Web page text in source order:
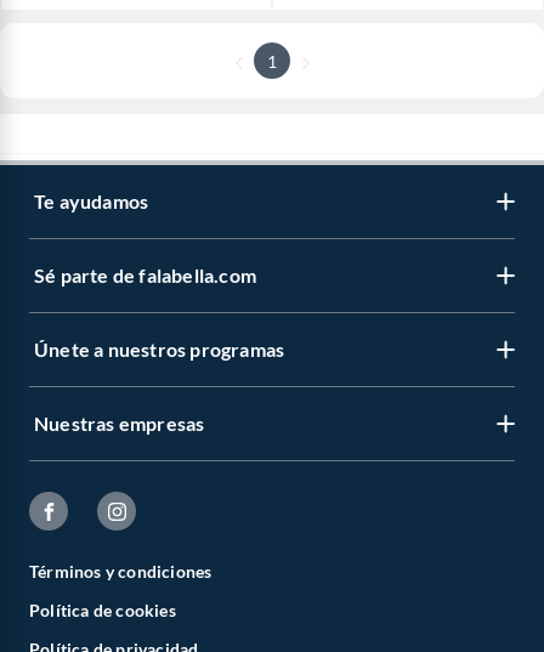
1
Te ayudamos
Sé parte de falabella.com
Únete a nuestros programas
Nuestras empresas
Términos y condiciones
Política de cookies